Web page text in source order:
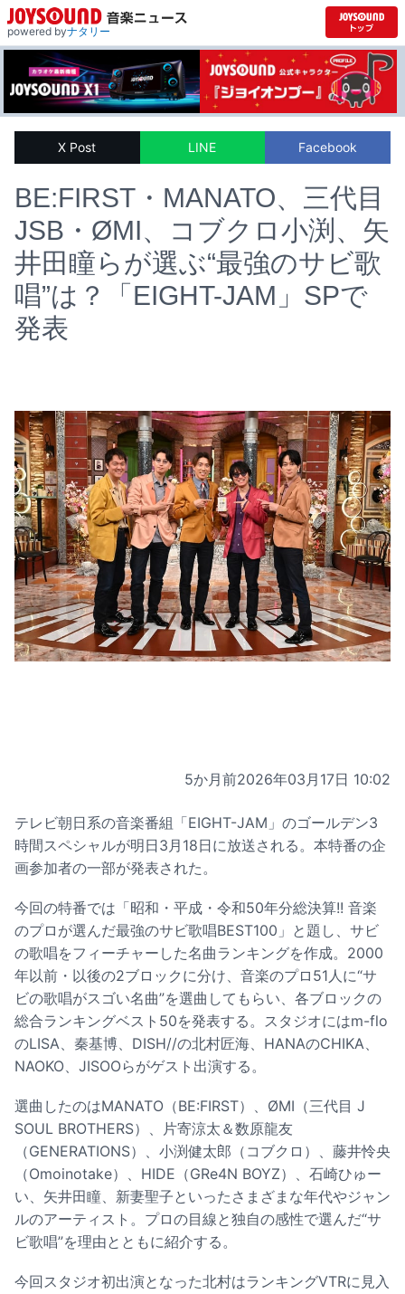
powered byナタリー
X Post LINE Facebook
BE:FIRST・MANATO、三代目
JSB・ØMI、コブクロ小渕、矢
井田瞳らが選ぶ“最強のサビ歌
唱”は？「EIGHT-JAM」SPで
発表
5か月前2026年03月17日 10:02
テレビ朝日系の音楽番組「EIGHT-JAM」のゴールデン3
時間スペシャルが明日3月18日に放送される。本特番の企
画参加者の一部が発表された。
今回の特番では「昭和・平成・令和50年分総決算!! 音楽
のプロが選んだ最強のサビ歌唱BEST100」と題し、サビ
の歌唱をフィーチャーした名曲ランキングを作成。2000
年以前・以後の2ブロックに分け、音楽のプロ51人に“サ
ビの歌唱がスゴい名曲”を選曲してもらい、各ブロックの
総合ランキングベスト50を発表する。スタジオにはm-flo
のLISA、秦基博、DISH//の北村匠海、HANAのCHIKA、
NAOKO、JISOOらがゲスト出演する。
選曲したのはMANATO（BE:FIRST）、ØMI（三代目 J
SOUL BROTHERS）、片寄涼太＆数原龍友
（GENERATIONS）、小渕健太郎（コブクロ）、藤井怜央
（Omoinotake）、HIDE（GRe4N BOYZ）、石崎ひゅー
い、矢井田瞳、新妻聖子といったさまざまな年代やジャン
ルのアーティスト。プロの目線と独自の感性で選んだ“サ
ビ歌唱”を理由とともに紹介する。
今回スタジオ初出演となった北村はランキングVTRに見入